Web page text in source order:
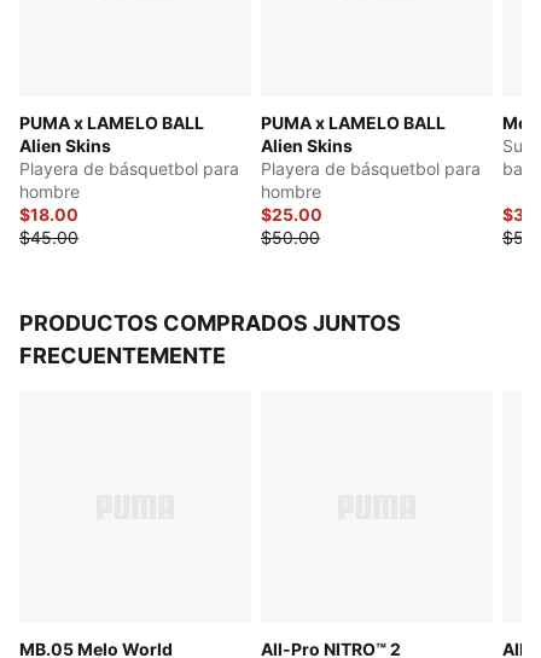
PUMA x LAMELO BALL
Alien Skins
Playera de básquetbol para
hombre
$18.00
$45.00
PUMA x LAMELO BALL
Alien Skins
Playera de básquetbol para
hombre
$25.00
$50.00
PRODUCTOS COMPRADOS JUNTOS
FRECUENTEMENTE
MB.05 Melo World All-Pro NITRO™ 2 All-